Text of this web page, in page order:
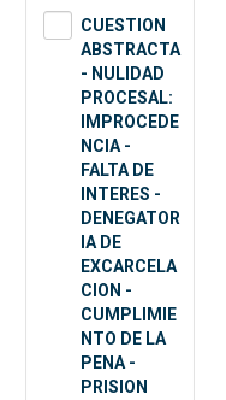
CUESTION
ABSTRACTA
- NULIDAD
PROCESAL:
IMPROCEDE
NCIA -
FALTA DE
INTERES -
DENEGATOR
IA DE
EXCARCELA
CION -
CUMPLIMIE
NTO DE LA
PENA -
PRISION